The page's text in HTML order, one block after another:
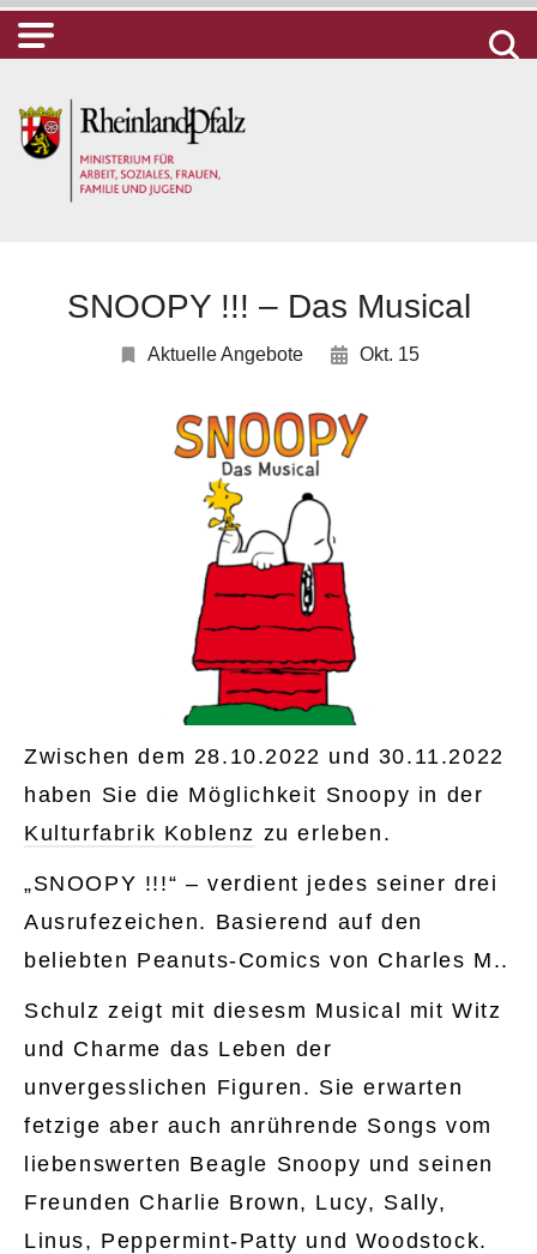
SNOOPY !!! – Das Musical
Aktuelle Angebote Okt. 15
Zwischen dem 28.10.2022 und 30.11.2022
haben Sie die Möglichkeit Snoopy in der
Kulturfabrik Koblenz zu erleben.
„SNOOPY !!!“ – verdient jedes seiner drei
Ausrufezeichen. Basierend auf den
beliebten Peanuts-Comics von Charles M..
Schulz zeigt mit diesesm Musical mit Witz
und Charme das Leben der
unvergesslichen Figuren. Sie erwarten
fetzige aber auch anrührende Songs vom
liebenswerten Beagle Snoopy und seinen
Freunden Charlie Brown, Lucy, Sally,
Linus, Peppermint-Patty und Woodstock.